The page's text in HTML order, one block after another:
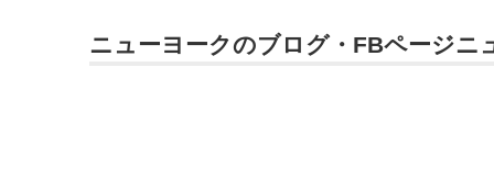
ニューヨークのブログ・FBページニ